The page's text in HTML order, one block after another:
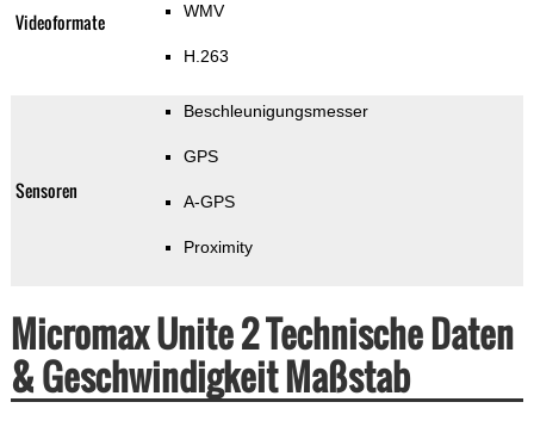
Videoformate WMV
H.263
Sensoren
Beschleunigungsmesser
GPS
A-GPS
Proximity
Micromax Unite 2 Technische Daten
& Geschwindigkeit Maßstab